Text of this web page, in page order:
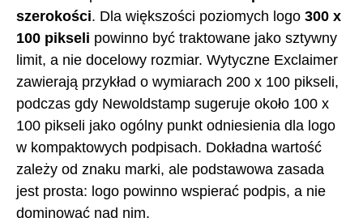
szerokości. Dla większości poziomych logo 300 x
100 pikseli powinno być traktowane jako sztywny
limit, a nie docelowy rozmiar. Wytyczne Exclaimer
zawierają przykład o wymiarach 200 x 100 pikseli,
podczas gdy Newoldstamp sugeruje około 100 x
100 pikseli jako ogólny punkt odniesienia dla logo
w kompaktowych podpisach. Dokładna wartość
zależy od znaku marki, ale podstawowa zasada
jest prosta: logo powinno wspierać podpis, a nie
dominować nad nim.